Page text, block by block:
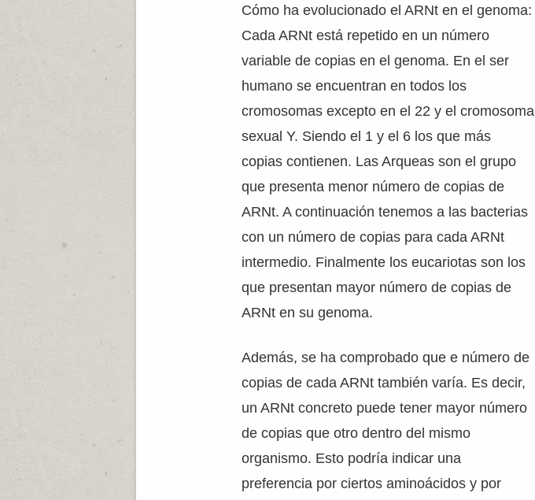
Cómo ha evolucionado el ARNt en el genoma:
Cada ARNt está repetido en un número
variable de copias en el genoma. En el ser
humano se encuentran en todos los
cromosomas excepto en el 22 y el cromosoma
sexual Y. Siendo el 1 y el 6 los que más
copias contienen. Las Arqueas son el grupo
que presenta menor número de copias de
ARNt. A continuación tenemos a las bacterias
con un número de copias para cada ARNt
intermedio. Finalmente los eucariotas son los
que presentan mayor número de copias de
ARNt en su genoma.
Además, se ha comprobado que e número de
copias de cada ARNt también varía. Es decir,
un ARNt concreto puede tener mayor número
de copias que otro dentro del mismo
organismo. Esto podría indicar una
preferencia por ciertos aminoácidos y por